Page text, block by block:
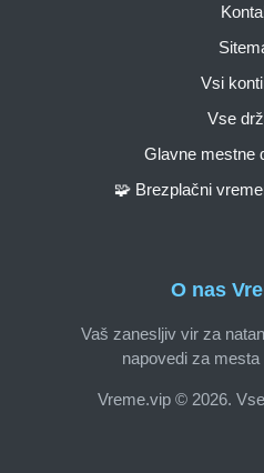
O nas
Vaš zanesljiv vir za
napovedi za
Vreme.vip © 2026.
Vsi
Vse
Glavne mestne
🧩 Brezplačni